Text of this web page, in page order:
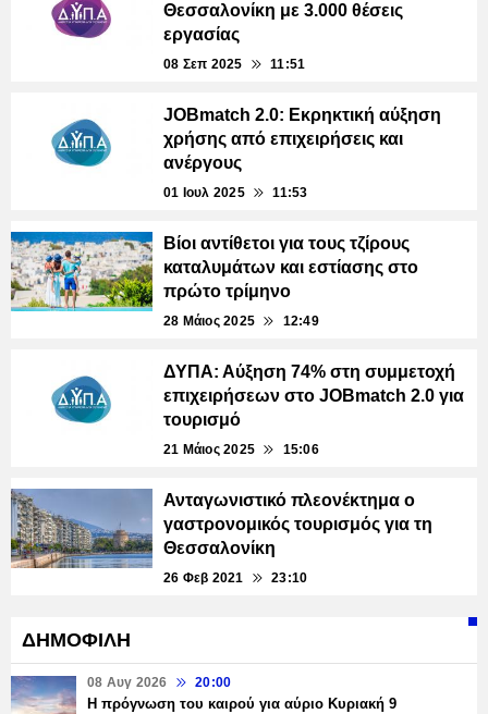
Θεσσαλονίκη με 3.000 θέσεις
εργασίας
08 Σεπ 2025 11:51
JOBmatch 2.0: Εκρηκτική αύξηση
χρήσης από επιχειρήσεις και
ανέργους
01 Ιουλ 2025 11:53
Βίοι αντίθετοι για τους τζίρους
καταλυμάτων και εστίασης στο
πρώτο τρίμηνο
28 Μάιος 2025 12:49
ΔΥΠΑ: Αύξηση 74% στη συμμετοχή
επιχειρήσεων στο JOBmatch 2.0 για
τουρισμό
21 Μάιος 2025 15:06
Ανταγωνιστικό πλεονέκτημα ο
γαστρονομικός τουρισμός για τη
Θεσσαλονίκη
26 Φεβ 2021 23:10
ΔΗΜΟΦΙΛΗ
08 Αυγ 2026 20:00
Η πρόγνωση του καιρού για αύριο Κυριακή 9